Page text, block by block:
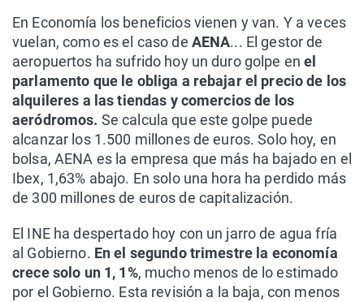
En Economía los beneficios vienen y van. Y a veces
vuelan, como es el caso de AENA... El gestor de
aeropuertos ha sufrido hoy un duro golpe en el
parlamento que le obliga a rebajar el precio de los
alquileres a las tiendas y comercios de los
aeródromos. Se calcula que este golpe puede
alcanzar los 1.500 millones de euros. Solo hoy, en
bolsa, AENA es la empresa que más ha bajado en el
Ibex, 1,63% abajo. En solo una hora ha perdido más
de 300 millones de euros de capitalización.
El INE ha despertado hoy con un jarro de agua fría
al Gobierno. En el segundo trimestre la economía
crece solo un 1, 1%, mucho menos de lo estimado
por el Gobierno. Esta revisión a la baja, con menos